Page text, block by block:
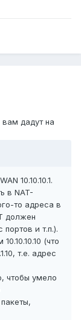
дадут на
10.10.10.1.
в NAT-
то адреса в
должен
и т.п.).
(что
т.е. адрес
чтобы умело